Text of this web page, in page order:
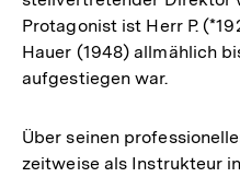
Protagonist ist Herr P.
Hauer (1948) allmählich
aufgestiegen war.
Über seinen
zeitweise als Instrukteur